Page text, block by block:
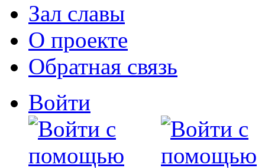
Зал славы
О проекте
Обратная связь
Войти